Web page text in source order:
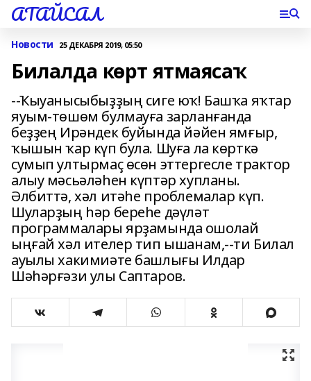
АТАЙСАЛ
Новости 25 ДЕКАБРЯ 2019, 05:50
Билалда көрт ятмаясаҡ
--Ҡыуанысыбыҙҙың сиге юҡ! Башҡа яҡтар
яуым-төшөм булмауға зарланғанда
беҙҙең Ирәндек буйында йәйен ямғыр,
ҡышын ҡар күп була. Шуға ла көрткә
сумып ултырмаҫ өсөн эттергесле трактор
алыу мәсьәләһен күптәр хупланы.
Әлбиттә, хәл итәһе проблемалар күп.
Шуларҙың һәр береһе дәүләт
программалары ярҙамында ошолай
ыңғай хәл ителер тип ышанам,--ти Билал
ауылы хакимиәте башлығы Илдар
Шәһәрғәзи улы Саптаров.